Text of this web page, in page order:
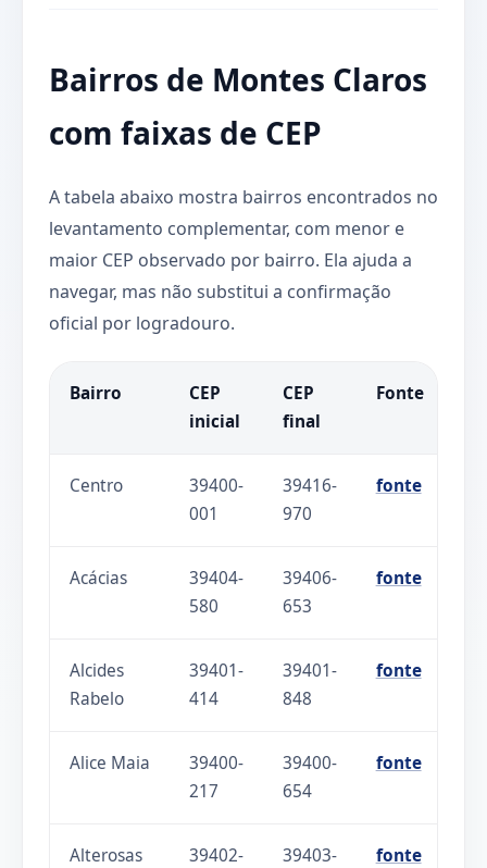
Bairros de Montes Claros
com faixas de CEP
A tabela abaixo mostra bairros encontrados no
levantamento complementar, com menor e
maior CEP observado por bairro. Ela ajuda a
navegar, mas não substitui a confirmação
oficial por logradouro.
Bairro
CEP
inicial
CEP
final
Fonte
Centro
39400-
001
39416-
970
fonte
Acácias
39404-
580
39406-
653
fonte
Alcides
Rabelo
39401-
414
39401-
848
fonte
Alice Maia
39400-
217
39400-
654
fonte
Alterosas
39402-
39403-
fonte